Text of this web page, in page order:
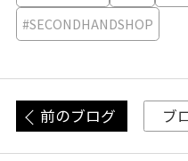
#SECONDHANDSHOP
前のブログ ブ